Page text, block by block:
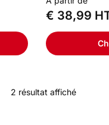
€ 38,99
2 résultat affiché